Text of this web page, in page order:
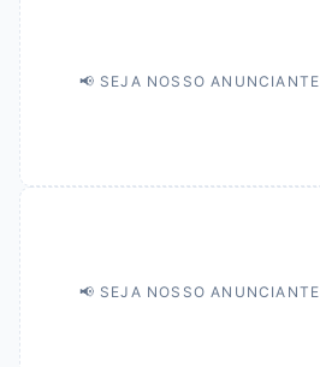
📢 SEJA NOSSO ANUNCIANTE
📢 SEJA NOSSO ANUNCIANTE